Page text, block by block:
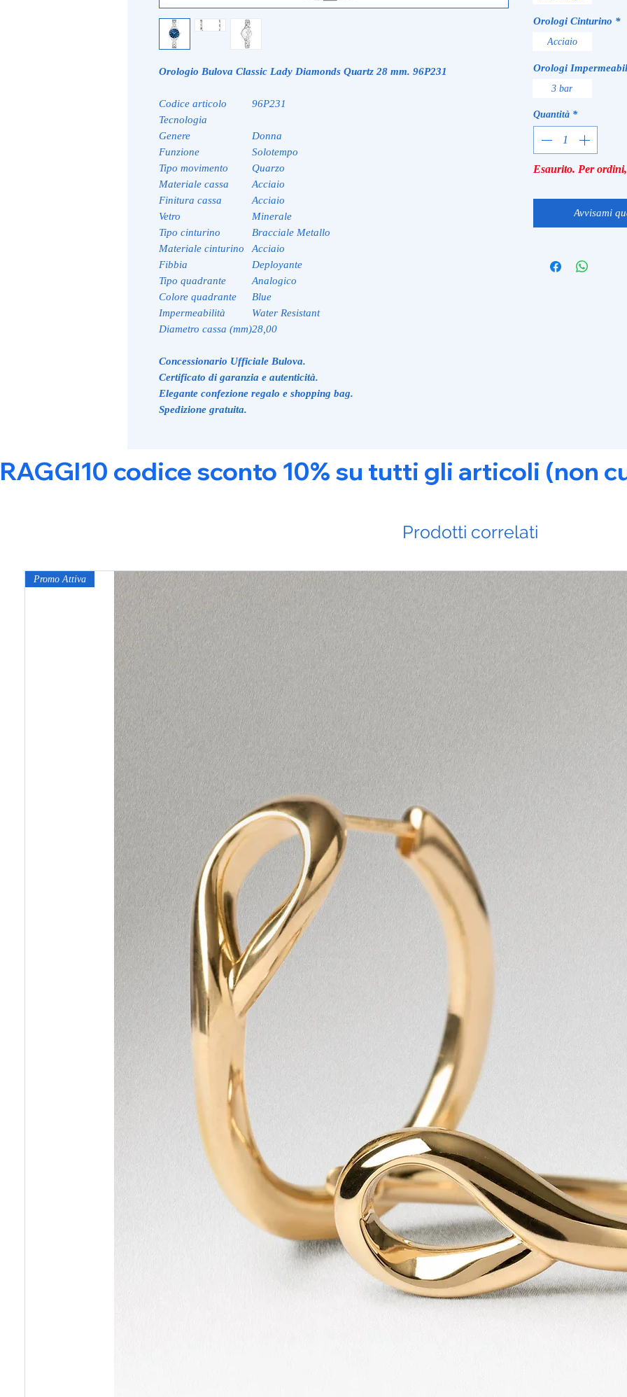
Orologio Bulova Classic Lady Diamonds Quartz 28 mm. 96P231
Codice articolo
96P231
Tecnologia
Genere
Donna
Funzione
Solotempo
Tipo movimento
Quarzo
Materiale cassa
Acciaio
Finitura cassa
Acciaio
Vetro
Minerale
Tipo cinturino
Bracciale Metallo
Materiale cinturino
Acciaio
Fibbia
Deployante
Tipo quadrante
Analogico
Colore quadrante
Blue
Impermeabilità
Water Resistant
Diametro cassa (mm)28,00
Concessionario Ufficiale Bulova.
Certificato di garanzia e autenticità.
Elegante confezione regalo e shopping bag.
Spedizione gratuita.
Orologi Cinturino *
Acciaio
Orologi
3 bar
Quantità *
Esaurito. Per
Avvisami
RAGGI10 codice sconto 10% su tutti gli articoli (non
Prodotti correlati
Promo Attiva